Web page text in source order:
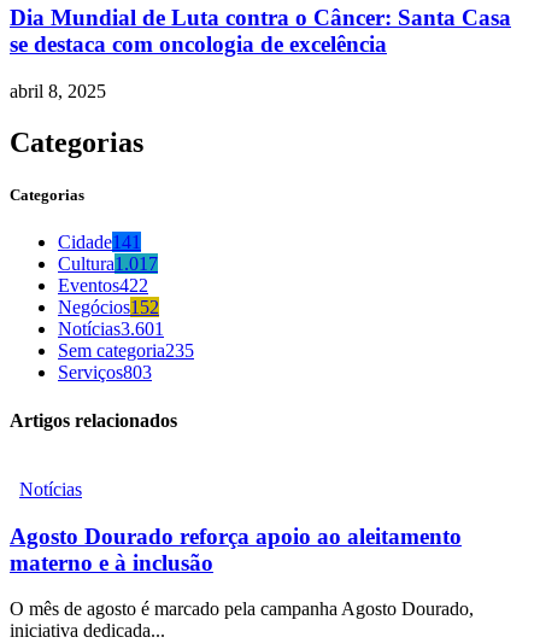
Dia Mundial de Luta contra o Câncer: Santa Casa
se destaca com oncologia de excelência
abril 8, 2025
Categorias
Categorias
Cidade141
Cultura1.017
Eventos422
Negócios152
Notícias3.601
Sem categoria235
Serviços803
Artigos relacionados
Notícias
Agosto Dourado reforça apoio ao aleitamento
materno e à inclusão
O mês de agosto é marcado pela campanha Agosto Dourado,
iniciativa dedicada...